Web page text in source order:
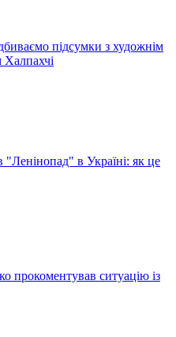
підсумки з художнім
"Ленінопад" в Україні: як це
прокоментував ситуацію із